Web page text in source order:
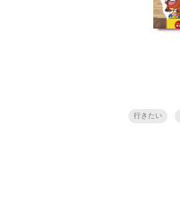
行きたい